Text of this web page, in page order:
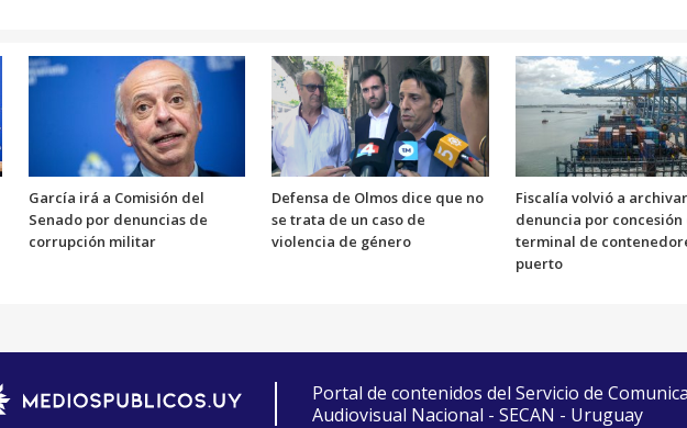
García irá a Comisión del
Senado por denuncias de
corrupción militar
Defensa de Olmos dice que no
se trata de un caso de
violencia de género
Fiscalía volvió a archivar
denuncia por concesión
terminal de
puerto
Portal de contenidos del Servicio de
Audiovisual Nacional - SECAN - Uruguay